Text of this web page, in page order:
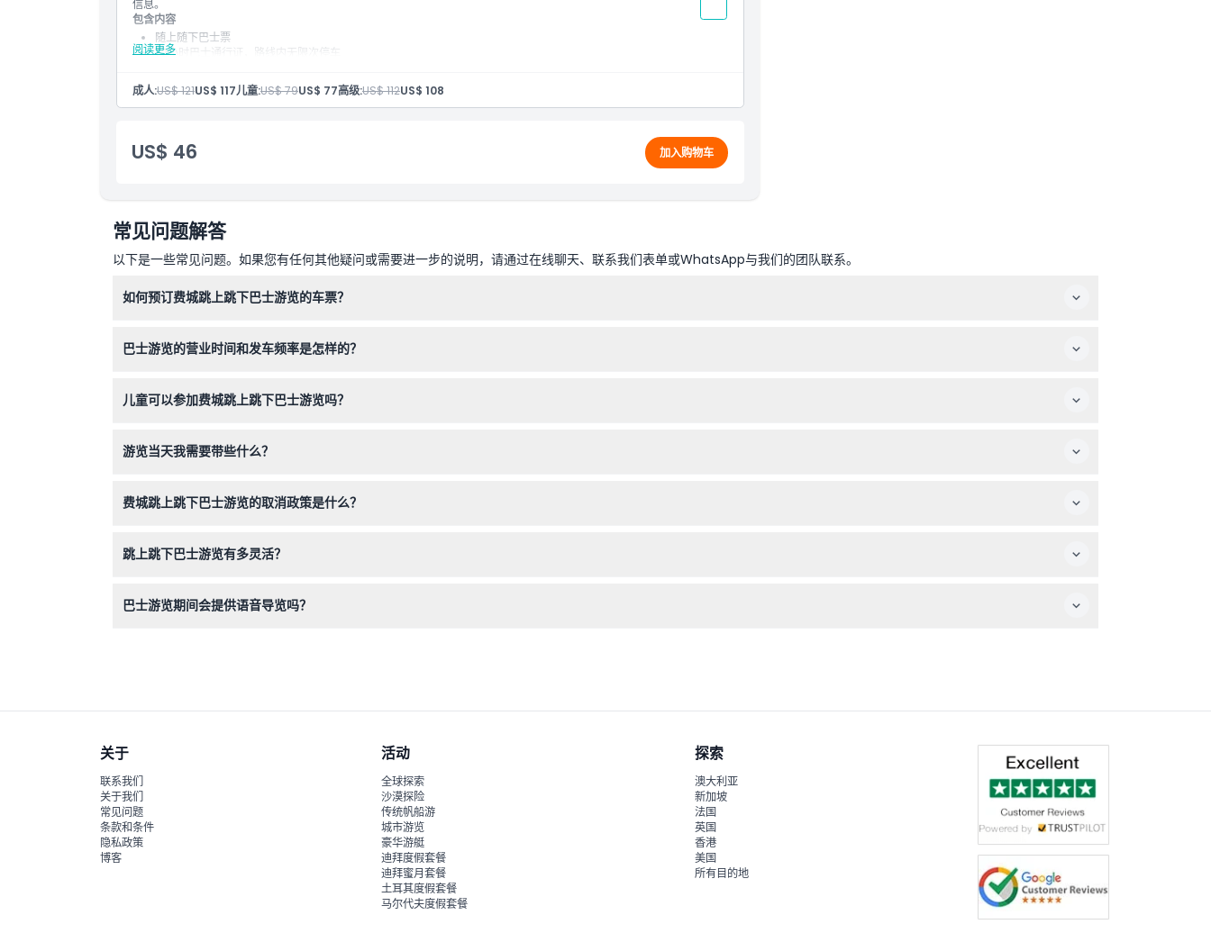
信息。
阅读更多
包含内容
随上随下巴士票
72小时巴士通行证，路线内无限次停车
数字音频导览（手机下载）
巴士路线停靠所有主要景点附近
成人:US$ 121US$ 117儿童:US$ 79US$ 77高级:US$ 112US$ 108
US$ 46 加入购物车
常见问题解答
以下是一些常见问题。如果您有任何其他疑问或需要进一步的说明，请通过在线聊天、联系我们表单或WhatsApp与我们的团队联系。
如何预订费城跳上跳下巴士游览的车票？
巴士游览的营业时间和发车频率是怎样的？
儿童可以参加费城跳上跳下巴士游览吗？
游览当天我需要带些什么？
费城跳上跳下巴士游览的取消政策是什么？
跳上跳下巴士游览有多灵活？
巴士游览期间会提供语音导览吗？
关于
联系我们
关于我们
常见问题
条款和条件
隐私政策
博客
活动
全球探索
沙漠探险
传统帆船游
城市游览
豪华游艇
迪拜度假套餐
迪拜蜜月套餐
土耳其度假套餐
马尔代夫度假套餐
探索
澳大利亚
新加坡
法国
英国
香港
美国
所有目的地